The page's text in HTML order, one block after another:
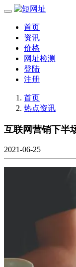
首页
资讯
价格
网址检测
登陆
注册
首页
热点资讯
互联网营销下半
2021-06-25